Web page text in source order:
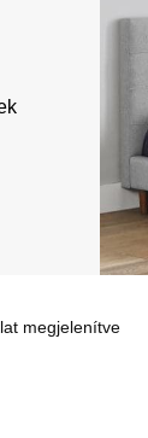
megjelenítve